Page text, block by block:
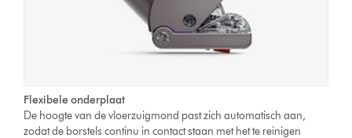
Flexibele onderplaat
De hoogte van de vloerzuigmond past zich automatisch aan,
zodat de borstels continu in contact staan met het te reinigen